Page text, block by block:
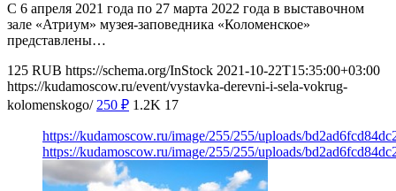
С 6 апреля 2021 года по 27 марта 2022 года в выставочном
зале «Атриум» музея-заповедника «Коломенское»
представлены…
125 RUB https://schema.org/InStock 2021-10-22T15:35:00+03:00
https://kudamoscow.ru/event/vystavka-derevni-i-sela-vokrug-
kolomenskogo/ 250 ₽ 1.2K 17
https://kudamoscow.ru/image/255/255/uploads/
https://kudamoscow.ru/image/255/255/uploads/